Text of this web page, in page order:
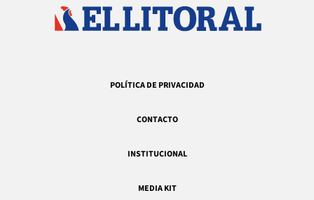
POLÍTICA DE PRIVACIDAD
CONTACTO
INSTITUCIONAL
MEDIA KIT